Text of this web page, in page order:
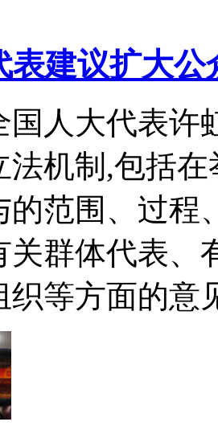
表建议扩大公
国人大代表许
法机制,包括
的范围、过程
关群体代表、
织等方面的意